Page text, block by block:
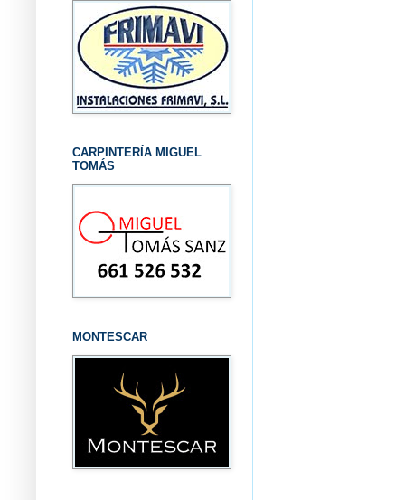
CARPINTERÍA MIGUEL
TOMÁS
MONTESCAR